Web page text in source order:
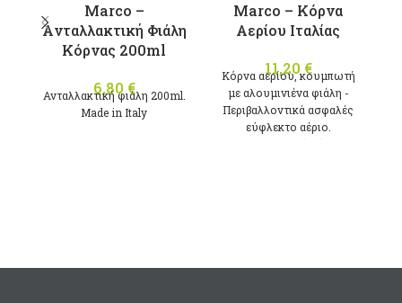
Marco –
Aνταλλακτική Φιάλη
Κόρνας 200ml
6,80 €
Ανταλλακτική φιάλη 200ml.
Μade in Italy
Marco – Κόρνα
Αερίου Ιταλίας
11,20 €
Κόρνα αερίου, κουμπωτή
με αλουμινιένα φιάλη -
Περιβαλλοντικά ασφαλές
εύφλεκτο αέριο.
122dΒ (1m)